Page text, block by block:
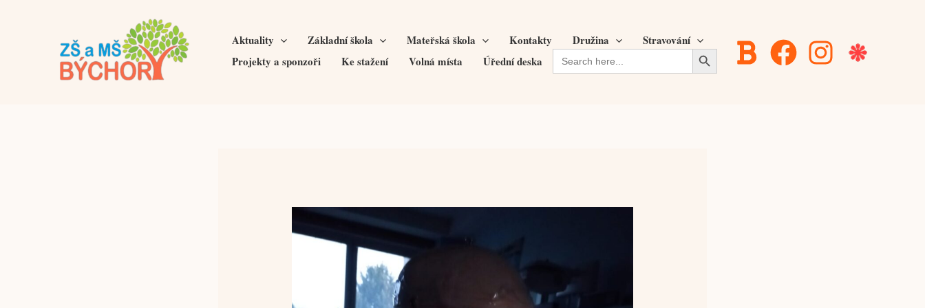
Aktuality Základní škola Mateřská škola Kontakty Družina
Stravování
Projekty a sponzoři
Ke stažení Volná místa Úřední deska Search
for:
Search Button